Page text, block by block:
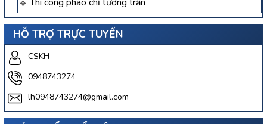
HỖ TRỢ TRỰC TUYẾN
CSKH
0948743274
lh0948743274@gmail.com